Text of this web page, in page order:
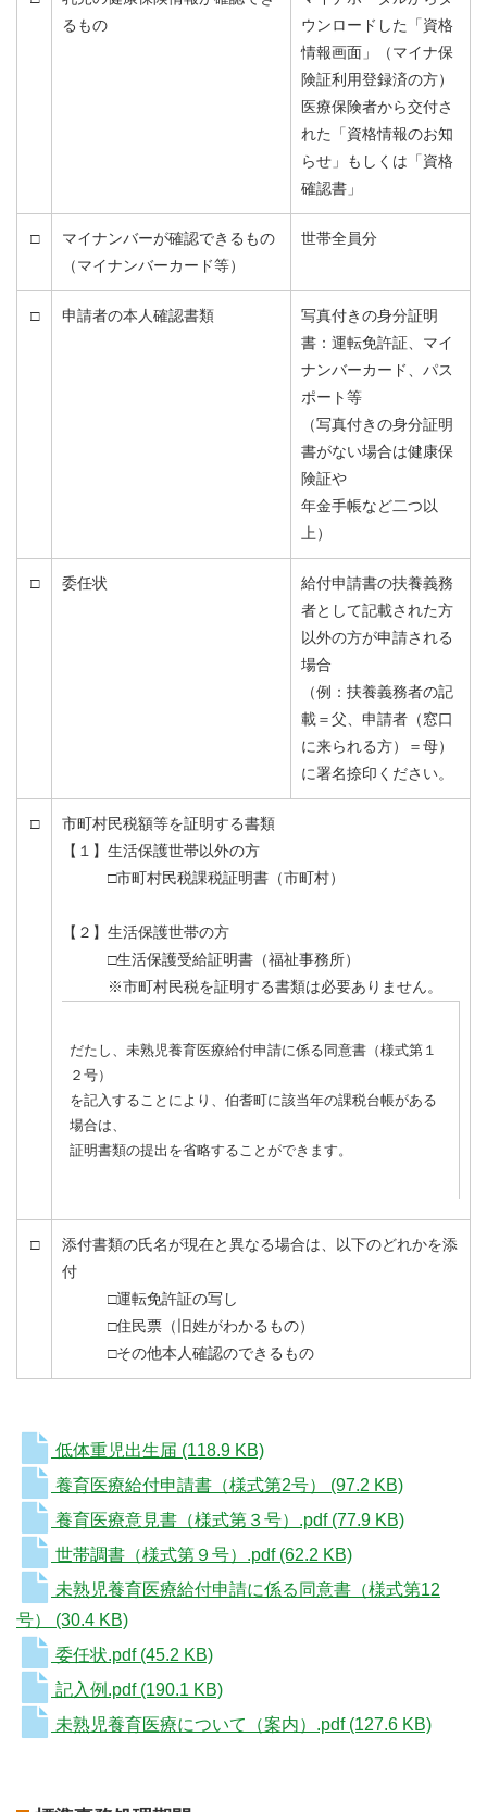
るもの
ウンロードした「資格
情報画面」（マイナ保
険証利用登録済の方）
医療保険者から交付さ
れた「資格情報のお知
らせ」もしくは「資格
確認書」
□
マイナンバーが確認できるもの
（マイナンバーカード等）
世帯全員分
□ 申請者の本人確認書類
写真付きの身分証明
書：運転免許証、マイ
ナンバーカード、パス
ポート等
（写真付きの身分証明
書がない場合は健康保
険証や
年金手帳など二つ以
上）
□ 委任状
給付申請書の扶養義務
者として記載された方
以外の方が申請される
場合
（例：扶養義務者の記
載＝父、申請者（窓口
に来られる方）＝母）
に署名捺印ください。
□
市町村民税額等を証明する書類
【１】生活保護世帯以外の方
□市町村民税課税証明書（市町村）
【２】生活保護世帯の方
□生活保護受給証明書（福祉事務所）
※市町村民税を証明する書類は必要ありません。
だたし、未熟児養育医療給付申請に係る同意書（様式第１
２号）
を記入することにより、伯耆町に該当年の課税台帳がある
場合は、
証明書類の提出を省略することができます。
□
添付書類の氏名が現在と異なる場合は、以下のどれかを添
付
□運転免許証の写し
□住民票（旧姓がわかるもの）
□その他本人確認のできるもの
低体重児出生届 (118.9 KB)
養育医療給付申請書（様式第2号） (97.2 KB)
養育医療意見書（様式第３号）.pdf (77.9 KB)
世帯調書（様式第９号）.pdf (62.2 KB)
未熟児養育医療給付申請に係る同意書（様式第12
号） (30.4 KB)
委任状.pdf (45.2 KB)
記入例.pdf (190.1 KB)
未熟児養育医療について（案内）.pdf (127.6 KB)